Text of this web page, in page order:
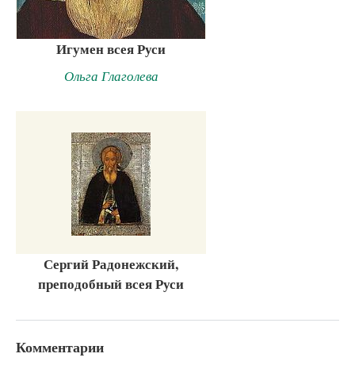
Игумен всея Руси
Ольга Глаголева
Сергий Радонежский,
преподобный всея Руси
Комментарии